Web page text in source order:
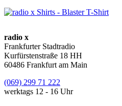
radio x
Frankfurter Stadtradio
Kurfürstenstraße 18 HH
60486 Frankfurt am Main
(069) 299 71 222
werktags 12 - 16 Uhr